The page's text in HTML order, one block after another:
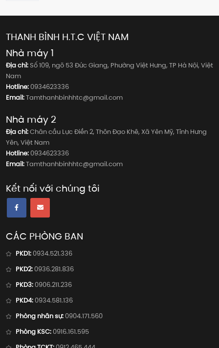
THANH BÌNH H.T.C VIỆT NAM
Nhà máy 1
Địa chỉ:Số 109, ngõ 53 Đức Giang, Phường Việt Hưng, TP Hà Nội, Việt
Nam
Hotline:0934623336
Email:Tamthanhbinhhtc@gmail.com
Nhà máy 2
Địa chỉ:Chân cầu Lực Điền 2, Thôn Đạo Khê, Xã Yên Mỹ, Tỉnh Hưng
Yên, Việt Nam
Hotline:0934623336
Email:Tamthanhbinhhtc@gmail.com
Kết nối với chúng tôi
CÁC PHÒNG BAN
PKD1:0934.521.336
PKD2:0936.281.836
PKD3:0906.211.236
PKD4:0934.581.136
Phòng nhân sự:0904.171.560
Phòng KSC:0916.161.595